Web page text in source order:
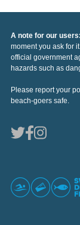
A note for our users:
moment you ask for
official government
hazards such as
Please report your
beach-goers safe.